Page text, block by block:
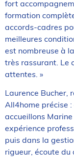
fort
formation
accords-cadres
meilleures
est nombreuse à
très rassurant. Le
attentes. »
Laurence Bucher,
All4home précise :
accueillons
expérience
puis dans la
rigueur, écoute du